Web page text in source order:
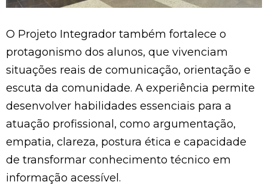
O Projeto Integrador também fortalece o
protagonismo dos alunos, que vivenciam
situações reais de comunicação, orientação e
escuta da comunidade. A experiência permite
desenvolver habilidades essenciais para a
atuação profissional, como argumentação,
empatia, clareza, postura ética e capacidade
de transformar conhecimento técnico em
informação acessível.